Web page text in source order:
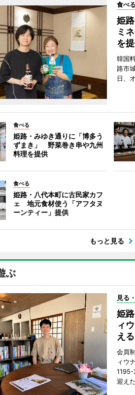
食べる
姫
ミ
を
韓国
路市
日、
食べる
姫路・みゆき通りに「博多う
ずまき」 野菜巻き串や九州
料理を提供
食べる
姫路・八代本町に古民家カフ
ェ 地元食材使う「アフタヌ
ーンティー」提供
もっと見る
ぶ
見る
姫
ィ
える
会員
ィウ
1195-
迎えた